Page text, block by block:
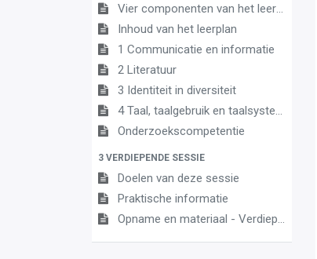
Vier componenten van het leerplan
Inhoud van het leerplan
1 Communicatie en informatie
2 Literatuur
3 Identiteit in diversiteit
4 Taal, taalgebruik en taalsysteem
Onderzoekscompetentie
3 VERDIEPENDE SESSIE
Doelen van deze sessie
Praktische informatie
Opname en materiaal - Verdiepende sessie 5 juni 2023